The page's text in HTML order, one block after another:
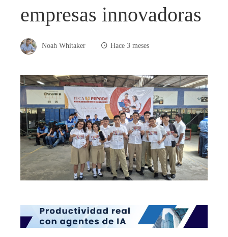
empresas innovadoras
Noah Whitaker Hace 3 meses